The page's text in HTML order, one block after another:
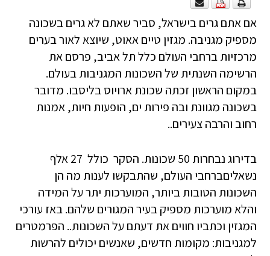
אם אתם גרים בישראל, סביר שאתם לא גרים בשכונה
מספיק מגניבה. מגזין טיים אאוט, שיוצא לאור בערים
מרכזיות ברחבי העולם כלל תל אביב, פרסם את
הרשימה השנתית של השכונות המגניבות בעולם.
במקום הראשון זכתה שכונת ארויוס בליסבו. מדובר
בשכונה מגוונת ובה פירות ים, הופעות חיות, אמנות
רחוב והרבה צעירים..
בדירוג נבחרות 50 שכונות. הסקר כולל 27 אלף
נשאליםברחבי העולם, שהתבקשו לענות מה הן
השכונות הטובות ביותר, המוערכות יתר על המידה
והלא מוערכות מספיק בעיר המגורים שלהם. באז עורכי
המגזין וכתביו חווים את דעתם על השכונות.. הפרמטרים
למגניבות: מקומות חדשים, שאנשים יכולים להרשות